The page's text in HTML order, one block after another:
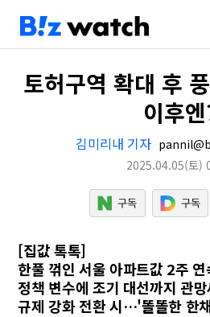
토허구역 확대 후
이후
김미리내 기자
2025.04.05(토)
[집값 톡톡]
한풀 꺾인 서울 아파트값 2주
정책 변수에 조기 대선까지 관
규제 강화 전환 시…'똘똘한 한